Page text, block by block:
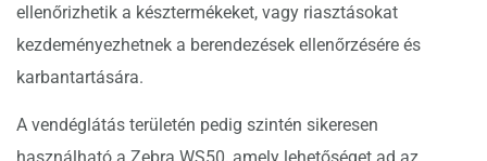
ellenőrizhetik a késztermékeket, vagy riasztásokat
kezdeményezhetnek a berendezések ellenőrzésére és
karbantartására.
A vendéglátás területén pedig szintén sikeresen